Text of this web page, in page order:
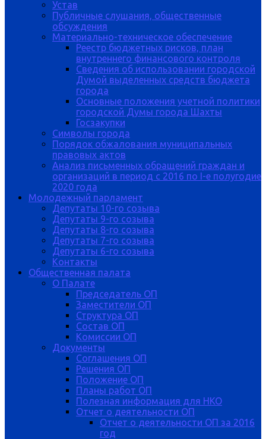
Устав
Публичные слушания, общественные
обсуждения
Материально-техническое обеспечение
Реестр бюджетных рисков, план
внутреннего финансового контроля
Сведения об использовании городской
Думой выделенных средств бюджета
города
Основные положения учетной политики
городской Думы города Шахты
Госзакупки
Символы города
Порядок обжалования муниципальных
правовых актов
Анализ письменных обращений граждан и
организаций в период с 2016 по I-е полугодие
2020 года
Молодежный парламент
Депутаты 10-го созыва
Депутаты 9-го созыва
Депутаты 8-го созыва
Депутаты 7-го созыва
Депутаты 6-го созыва
Контакты
Общественная палата
О Палате
Председатель ОП
Заместители ОП
Структура ОП
Состав ОП
Комиссии ОП
Документы
Соглашения ОП
Решения ОП
Положение ОП
Планы работ ОП
Полезная информация для НКО
Отчет о деятельности ОП
Отчет о деятельности ОП за 2016
год